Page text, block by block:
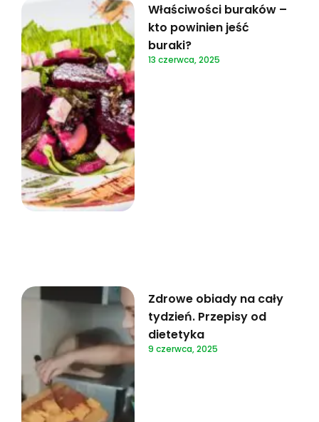
Właściwości buraków –
kto powinien jeść
buraki?
13 czerwca, 2025
Zdrowe obiady na cały
tydzień. Przepisy od
dietetyka
9 czerwca, 2025